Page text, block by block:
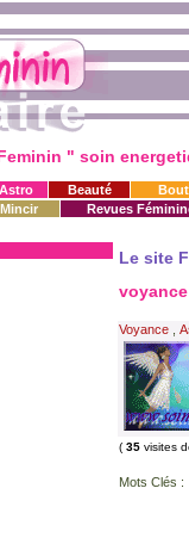
" soin
Astro Beauté
Revues
Le site
Voyance
( 35 visites
Mots Clés :